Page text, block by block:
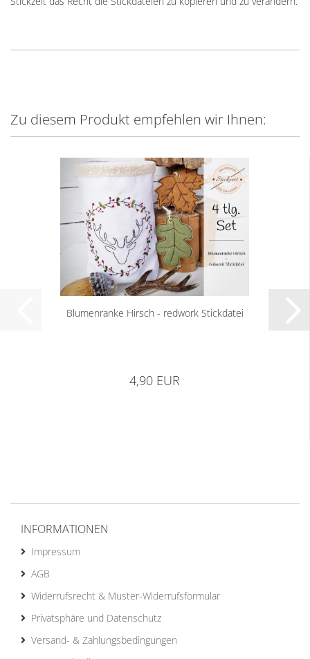
Zu diesem Produkt empfehlen wir Ihnen:
Blumenranke Hirsch - redwork Stickdatei
4,90 EUR
INFORMATIONEN
Impressum
AGB
Widerrufsrecht & Muster-Widerrufsformular
Privatsphäre und Datenschutz
Versand- & Zahlungsbedingungen